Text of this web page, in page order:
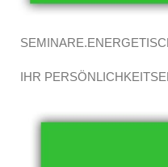
IHR